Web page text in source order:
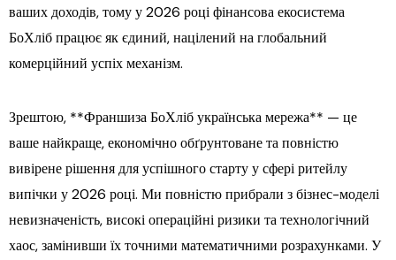
ваших доходів, тому у 2026 році фінансова екосистема
БоХліб працює як єдиний, націлений на глобальний
комерційний успіх механізм.
Зрештою, **Франшиза БоХліб українська мережа** — це
ваше найкраще, економічно обґрунтоване та повністю
вивірене рішення для успішного старту у сфері ритейлу
випічки у 2026 році. Ми повністю прибрали з бізнес-моделі
невизначеність, високі операційні ризики та технологічний
хаос, замінивши їх точними математичними розрахунками. У